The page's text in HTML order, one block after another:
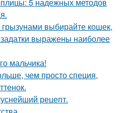
выбирайте кошек,
выражены наиболее
мальчика!
чем просто специя,
рецепт.